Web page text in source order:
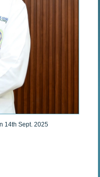
14th Sept. 2025